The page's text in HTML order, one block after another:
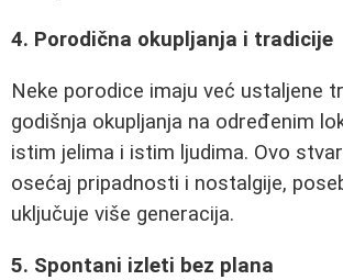
4. Porodična okupljanja i tradicije
Neke porodice imaju već ustaljene
godišnja okupljanja na određenim
istim jelima i istim ljudima. Ovo
osećaj pripadnosti i nostalgije,
uključuje više generacija.
5. Spontani izleti bez plana